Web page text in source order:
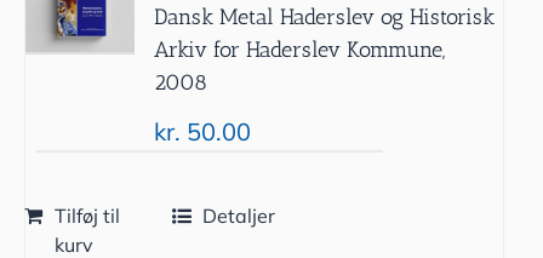
Dansk Metal Haderslev og Historisk
Arkiv for Haderslev Kommune,
2008
kr. 50.00
Tilføj til
kurv
Detaljer